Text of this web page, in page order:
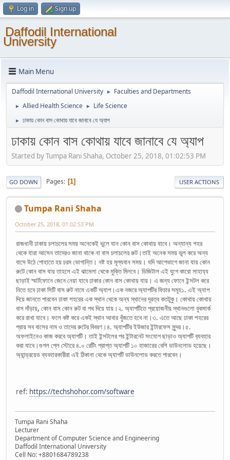
Log in Sign up
Daffodil International
University
Main Menu
Daffodil International University ► Faculties and Departments
► Allied Health Science ► Life Science
► ঢাকায় কোন বাস কোথায় যাবে জানাবে যে অ‍্যাপ
ঢাকায় কোন বাস কোথায় যাবে জানাবে যে অ‍্যাপ
Started by Tumpa Rani Shaha, October 25, 2018, 01:02:53 PM
GO DOWN Pages 1 USER ACTIONS
Tumpa Rani Shaha
October 25, 2018, 01:02:53 PM
রাজধানী ঢাকায় চলাচলের সময় অনেকেই ভুলে যান কোন বাস কোথায় যাবে। অন্যান্য শহর
থেকে যারা আসেন তাদেরও জানা থাকে না বাস চলাচলের রুট।তাই অনেক সময় ভুল করে অন্য
বাসে উঠে পোহাতে হয় চরম ভোগান্তি। নষ্ট হয় মূল্যবান সময়। যদি আগেভাগে জানা যায় কোন
রুটে কোন বাস যায় তাহলে এই ঝামেলা থেকে মুক্তি মিলবে। ডিজিটাল এই যুগে কারো সাহায‍্য
ছাড়াই স্মার্টফোনে জেনে নেয়া যাবে ঢাকার কোন বাস কোথায় যায়। এ জন্য ফোনে ইন্সটল করে
নিতে হবে ঢাকা সিটি বাস রুট নামে একটি অ‍্যাপ।এক নজরে অ‍্যাপটির ফিচার সমূহ১. এই অ্যাপ
দিয়ে জানতে পারবেন ঢাকা শহরের এক স্থান থেকে অন্য স্থানের দূরত্ব কতটুকু। কোথায় কোথায়
বাস দাঁড়ায়, কোন বাস কোন রুট বা পথ দিয়ে যায়।২. অ্যাপটিতে প্রয়োজনীয় স্থানগুলো বুকমার্ক
করে রাখা যাবে। ফলে কষ্ট করে একই স্থান আবার খুঁজতে হবে না।৩. এতে আছে ঢাকা শহরের
প্রায় সব বাসের নাম ও তাদের রুটের বিবরণ।৪. অ‍্যাপটির ইউজার ইন্টারফেস সুন্দর।৫.
অফলাইনেও কাজ করবে অ‍্যাপটি। তাই ইন্সটলের পর ইন্টারনেট সংযোগ ছাড়াও অ‍্যাপটি ব‍্যবহার
করা যাবে।গুগল প্লে স্টোরে ৪.০ রেটিং প্রাপ্ত অ্যাপটি ১০ হাজারের বেশি ডাউনলোড হয়েছে।
অ্যান্ড্রয়েড ব্যবহারকারীরা এই ঠিকানা থেকে অ্যাপটি ডাউনলোড করতে পারবেন।
ref: https://techshohor.com/software
Tumpa Rani Shaha
Lecturer
Department of Computer Science and Engineering
Daffodil International University
Cell No: +8801684789238